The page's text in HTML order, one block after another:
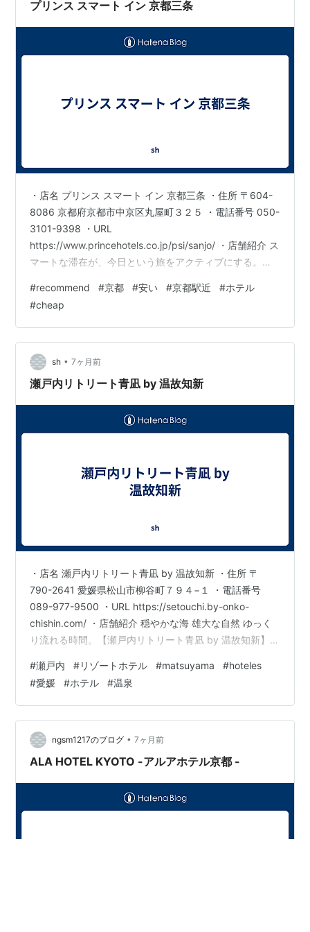
プリンス スマート イン 京都三条
・店名 プリンス スマート イン 京都三条 ・住所 〒604-
8086 京都府京都市中京区丸屋町３２５ ・電話番号 050-
3101-9398 ・URL
https://www.princehotels.co.jp/psi/sanjo/ ・店舗紹介 ス
マートな滞在が、今日という旅をアクティブにする。気
ン。 ホテルを拠点にアクティブに、行きたい所へ行き、
見たいものを見て、食べたいものを食べて、やってみた
かったことに挑戦する、わずらわしさの無いホテルの体
験が、これからの新しい旅のスタンダードです。 スマホ
でスマートにチェックイン・チェックアウト…
#recommend #京都 #安い #京都駅近 #ホテル
#cheap
sh • 7ヶ月前
瀬戸内リトリート青凪 by 温故知新
・店名 瀬戸内リトリート青凪 by 温故知新 ・住所 〒
790-2641 愛媛県松山市柳谷町７９４−１ ・電話番号
089-977-9500 ・URL https://setouchi.by-onko-
chishin.com/ ・店舗紹介 穏やかな海 雄大な自然 ゆっく
り流れる時間。【瀬戸内リトリート青凪 by 温故知新】で
にある、オールスイート・全7室のラグジュアリーなリゾ
ートホテルです。安藤忠雄氏設計による、おしゃれで洗
練された空間でゆっくりとお過ごしいただけます。スパ
やプール、ジャグジーなどもご用意しておりますので、
自分へのご褒美や、大…
#瀬戸内 #リゾートホテル #matsuyama #hoteles
#愛媛 #ホテル #温泉
ngsm1217のブログ • 7ヶ月前
ALA HOTEL KYOTO -アルアホテル京都 -